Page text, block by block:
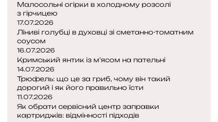
и
Малосольні огірки в холодному розсолі
з гірчицею
17.07.2026
Ліниві голубці в духовці зі сметанно-томатним
соусом
16.07.2026
Кримський янтик із м’ясом на пательні
14.07.2026
Трюфель: що це за гриб, чому він такий
дорогий і як його правильно їсти
11.07.2026
Як обрати сервісний центр заправки
картриджів: відмінності підходів